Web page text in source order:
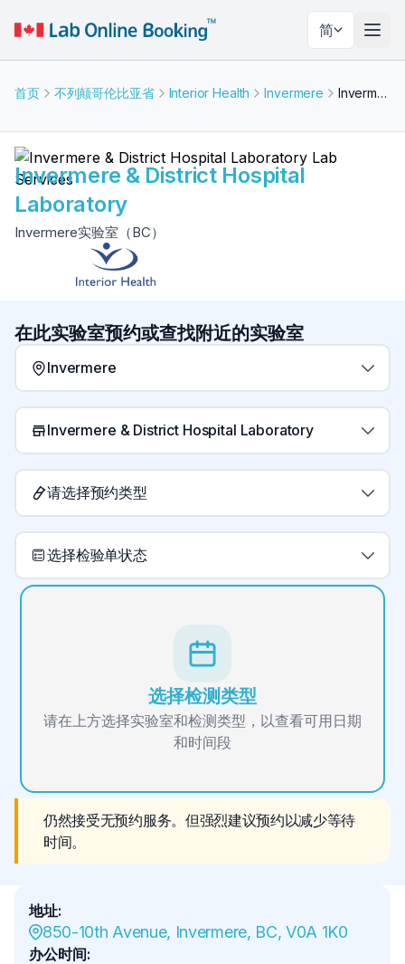
简
切换
首页 不列颠哥伦比亚省 Interior Health Invermere Invermere & District Hospital Laboratory
Invermere & District Hospital
Laboratory
Invermere实验室（BC）
在此实验室预约或查找附近的实验室
Invermere
Invermere & District Hospital Laboratory
请选择预约类型
选择检验单状态
选择检测类型
请在上方选择实验室和检测类型，以查看可用日期
和时间段
仍然接受无预约服务。但强烈建议预约以减少等待
时间。
地址:
850-10th Avenue, Invermere, BC, V0A 1K0
办公时间: